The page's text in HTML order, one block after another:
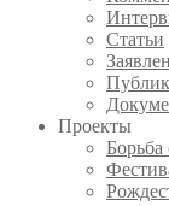
Статьи
Проекты
Борьба